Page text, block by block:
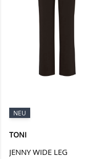
NEU
TONI
JENNY WIDE LEG